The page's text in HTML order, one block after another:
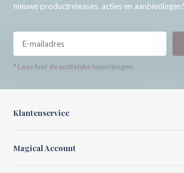
nieuwe productreleases, acties en aanbiedingen!
* Lees hier de wettelijke beperkingen
Klantenservice
Magical Account